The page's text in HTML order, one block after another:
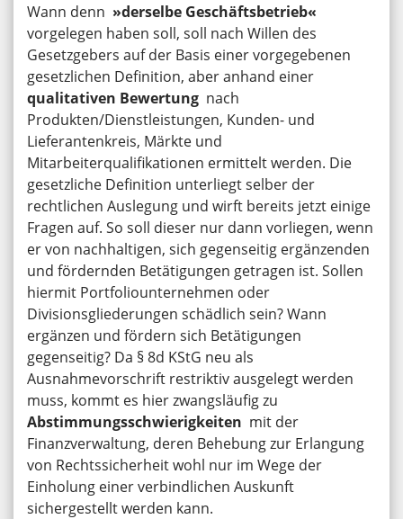
Wann denn »derselbe Geschäftsbetrieb«
vorgelegen haben soll, soll nach Willen des
Gesetzgebers auf der Basis einer vorgegebenen
gesetzlichen Definition, aber anhand einer
qualitativen Bewertung nach
Produkten/Dienstleistungen, Kunden- und
Lieferantenkreis, Märkte und
Mitarbeiterqualifikationen ermittelt werden. Die
gesetzliche Definition unterliegt selber der
rechtlichen Auslegung und wirft bereits jetzt einige
Fragen auf. So soll dieser nur dann vorliegen, wenn
er von nachhaltigen, sich gegenseitig ergänzenden
und fördernden Betätigungen getragen ist. Sollen
hiermit Portfoliounternehmen oder
Divisionsgliederungen schädlich sein? Wann
ergänzen und fördern sich Betätigungen
gegenseitig? Da § 8d KStG neu als
Ausnahmevorschrift restriktiv ausgelegt werden
muss, kommt es hier zwangsläufig zu
Abstimmungsschwierigkeiten mit der
Finanzverwaltung, deren Behebung zur Erlangung
von Rechtssicherheit wohl nur im Wege der
Einholung einer verbindlichen Auskunft
sichergestellt werden kann.